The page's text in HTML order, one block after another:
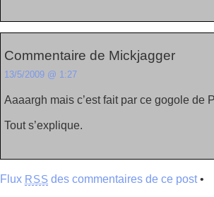
Commentaire de Mickjagger
13/5/2009 @ 1:27
Aaaargh mais c’est fait par ce gogole de
Tout s’explique.
Flux RSS des commentaires de ce post•